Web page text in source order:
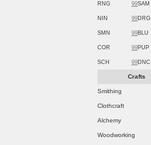
RNG 99SAM
NIN 99DRG
SMN 99BLU
COR 99PUP
SCH 99DNC
Crafts
Smithing
Clothcraft
Alchemy
Woodworking